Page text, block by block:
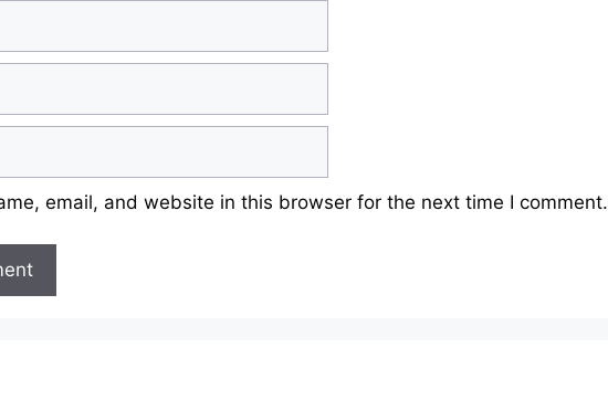
email, and website in this browser for the next time I comment.